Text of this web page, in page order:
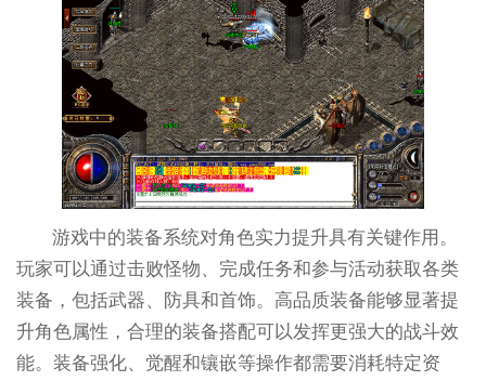
游戏中的装备系统对角色实力提升具有关键作用。
玩家可以通过击败怪物、完成任务和参与活动获取各类
装备，包括武器、防具和首饰。高品质装备能够显著提
升角色属性，合理的装备搭配可以发挥更强大的战斗效
能。装备强化、觉醒和镶嵌等操作都需要消耗特定资